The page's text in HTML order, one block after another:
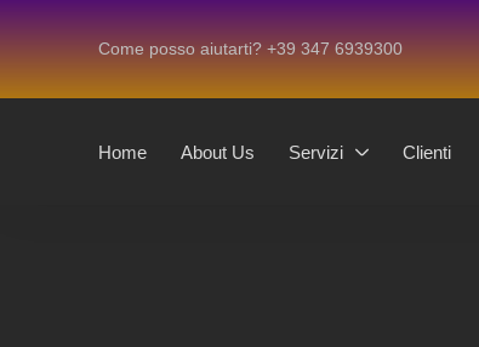
Come posso aiutarti? +39 347 6939300
Home About Us Servizi Clienti